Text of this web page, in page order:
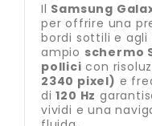
Il Samsung
per offrire una
bordi sottili e agli
ampio schermo
pollici con
2340 pixel) e
di120 Hz
vividi e una